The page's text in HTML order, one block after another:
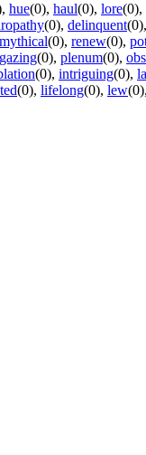
, hue(0), haul(0), lore(0),
(0), delinquent(0),
mythical(0), renew(0),
gazing(0), plenum(0),
(0), intriguing(0),
(0), lifelong(0), lew(0),